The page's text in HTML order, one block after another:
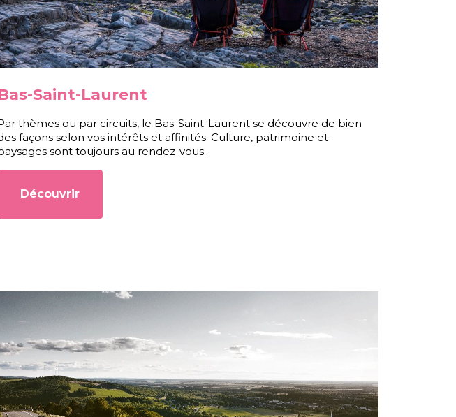
Saint-Laurent
thèmes ou par circuits, le Bas-Saint-Laurent se découvre de bien
façons selon vos intérêts et affinités. Culture, patrimoine et
sont toujours au rendez-vous.
Découvrir